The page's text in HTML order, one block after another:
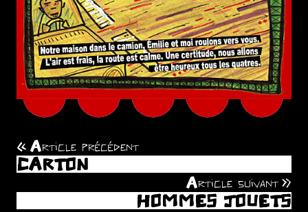
Navigation
de
Article précédent
CARTON
Article suivant
HOMMES JOUETS